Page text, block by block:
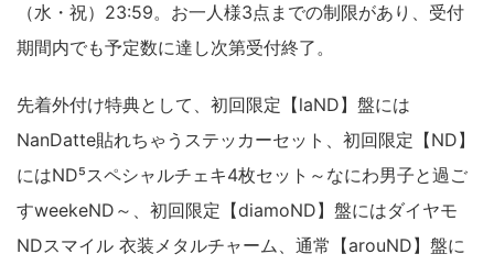
（水・祝）23:59。お一人様3点までの制限があり、受付
期間内でも予定数に達し次第受付終了。
先着外付け特典として、初回限定【laND】盤には
NanDatte貼れちゃうステッカーセット、初回限定【ND】
にはND⁵スペシャルチェキ4枚セット～なにわ男子と過ご
すweekeND～、初回限定【diamoND】盤にはダイヤモ
NDスマイル 衣装メタルチャーム、通常【arouND】盤に